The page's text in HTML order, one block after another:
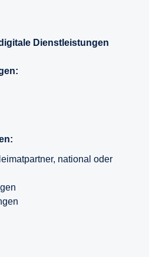
Dienstleistungen
national oder